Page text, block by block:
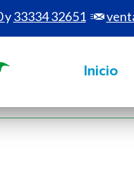
y33334 32651
Inicio